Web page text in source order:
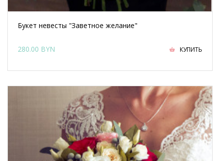
Букет невесты "Заветное желание"
280.00 BYN КУПИТЬ